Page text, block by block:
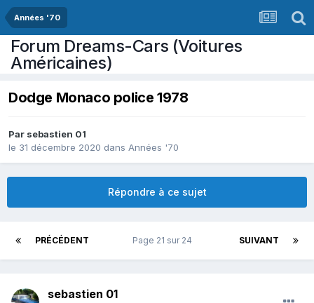
Années '70
Forum Dreams-Cars (Voitures
Américaines)
Dodge Monaco police 1978
Par sebastien 01
le 31 décembre 2020 dans Années '70
Répondre à ce sujet
PRÉCÉDENT SUIVANT
Page 21 sur 24
sebastien 01